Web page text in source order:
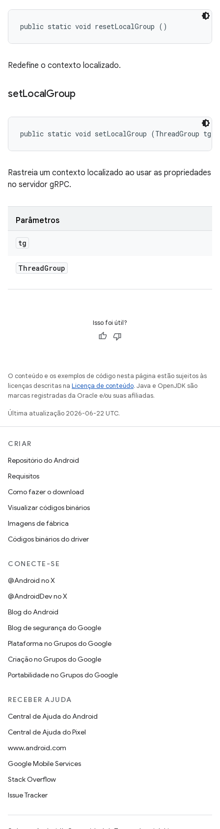
public static void resetLocalGroup ()
Redefine o contexto localizado.
setLocalGroup
public static void setLocalGroup (ThreadGroup tg)
Rastreia um contexto localizado ao usar as propriedades
no servidor gRPC.
Parâmetros
tg
ThreadGroup
Isso foi útil?
O conteúdo e os exemplos de código nesta página estão sujeitos às
licenças descritas na Licença de conteúdo. Java e OpenJDK são
marcas registradas da Oracle e/ou suas afiliadas.
Última atualização 2026-06-22 UTC.
CRIAR
Repositório do Android
Requisitos
Como fazer o download
Visualizar códigos binários
Imagens de fábrica
Códigos binários do driver
CONECTE-SE
@Android no X
@AndroidDev no X
Blog do Android
Blog de segurança do Google
Plataforma no Grupos do Google
Criação no Grupos do Google
Portabilidade no Grupos do Google
RECEBER AJUDA
Central de Ajuda do Android
Central de Ajuda do Pixel
www.android.com
Google Mobile Services
Stack Overflow
Issue Tracker